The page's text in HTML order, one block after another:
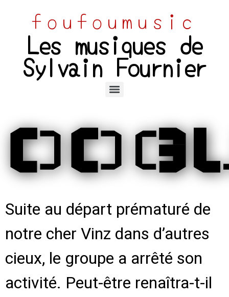
foufoumusic
Les musiques de
Sylvain Fournier
Suite au départ prématuré de
notre cher Vinz dans d’autres
cieux, le groupe a arrêté son
activité. Peut-être renaîtra-t-il